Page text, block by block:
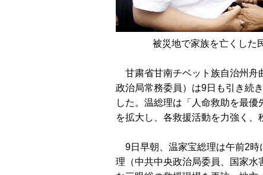
被災地で家族を亡くした
甘粛省甘南チベット族自治州舟
政治局常務委員）は9日も引き続
した。温総理は「人命救助を最
を拡大し、各救援活動を力強く、
9日早朝、温家宝総理は午前2時
理（中共中央政治局委員、国家水